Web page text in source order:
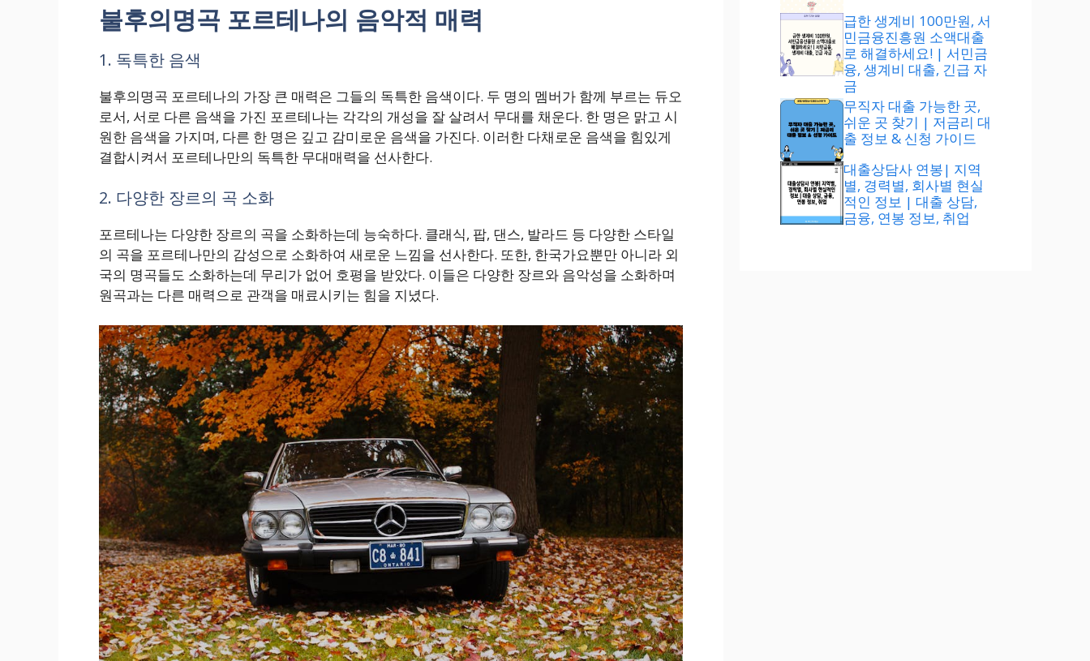
불후의명곡 포르테나의 음악적 매력
1. 독특한 음색
불후의명곡 포르테나의 가장 큰 매력은 그들의 독특한 음색이다. 두 명의 멤버가 함께 부르는 듀오
로서, 서로 다른 음색을 가진 포르테나는 각각의 개성을 잘 살려서 무대를 채운다. 한 명은 맑고 시
원한 음색을 가지며, 다른 한 명은 깊고 감미로운 음색을 가진다. 이러한 다채로운 음색을 힘있게
결합시켜서 포르테나만의 독특한 무대매력을 선사한다.
2. 다양한 장르의 곡 소화
포르테나는 다양한 장르의 곡을 소화하는데 능숙하다. 클래식, 팝, 댄스, 발라드 등 다양한 스타일
의 곡을 포르테나만의 감성으로 소화하여 새로운 느낌을 선사한다. 또한, 한국가요뿐만 아니라 외
국의 명곡들도 소화하는데 무리가 없어 호평을 받았다. 이들은 다양한 장르와 음악성을 소화하며
원곡과는 다른 매력으로 관객을 매료시키는 힘을 지녔다.
급한 생계비 100만원, 서
민금융진흥원 소액대출
로 해결하세요! | 서민금
융, 생계비 대출, 긴급 자
금
무직자 대출 가능한 곳,
쉬운 곳 찾기 | 저금리 대
출 정보 & 신청 가이드
대출상담사 연봉| 지역
별, 경력별, 회사별 현실
적인 정보 | 대출 상담,
금융, 연봉 정보, 취업